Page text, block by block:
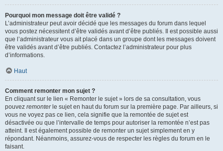
Pourquoi mon message doit être validé ?
L’administrateur peut avoir décidé que les messages du forum dans lequel
vous postez nécessitent d’être validés avant d’être publiés. Il est possible aussi
que l’administrateur vous ait placé dans un groupe dont les messages doivent
être validés avant d’être publiés. Contactez l’administrateur pour plus
d’informations.
Haut
Comment remonter mon sujet ?
En cliquant sur le lien « Remonter le sujet » lors de sa consultation, vous
pouvez remonterle sujet en haut du forum sur la première page. Par ailleurs, si
vous ne voyez pas ce lien, cela signifie que la remontée de sujet est
désactivée ou que l’intervalle de temps pour autoriser la remontée n’est pas
atteint. Il est également possible de remonter un sujet simplement en y
répondant. Néanmoins, assurez-vous de respecter les règles du forum en le
faisant.